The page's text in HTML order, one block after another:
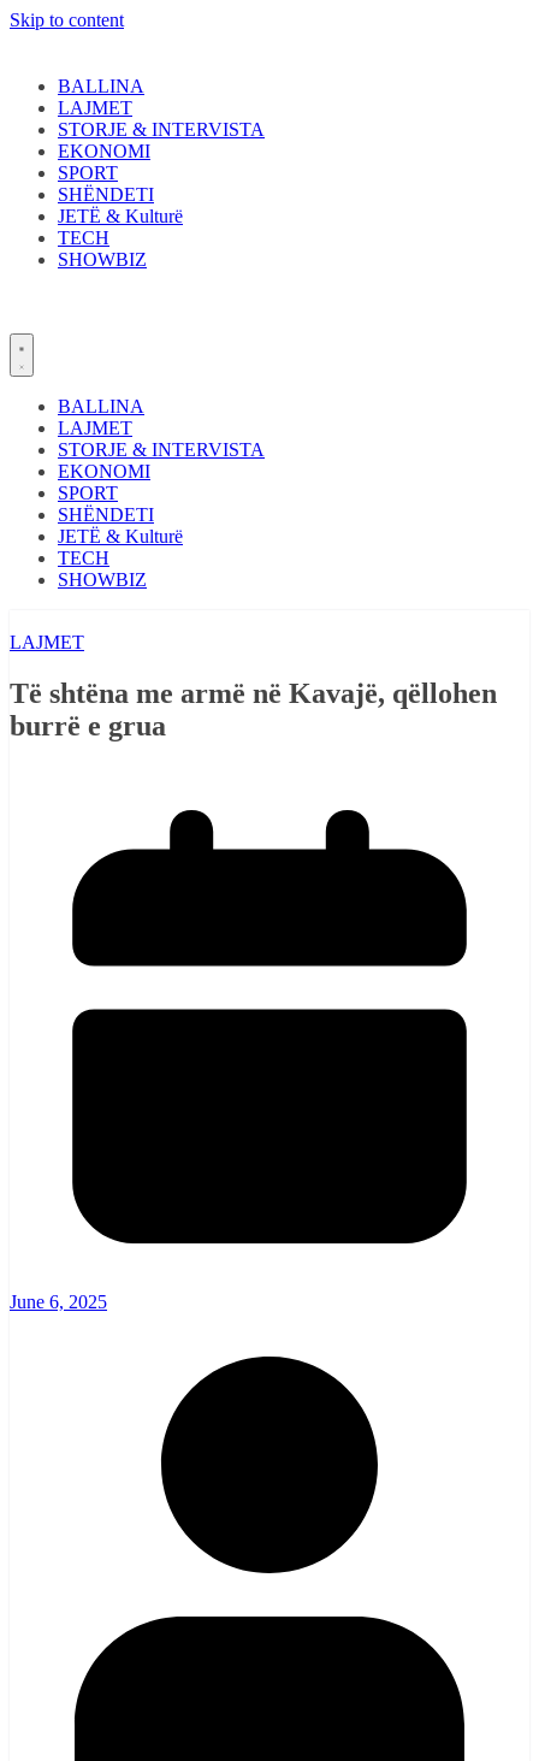
Skip to content
BALLINA
LAJMET
STORJE & INTERVISTA
EKONOMI
SPORT
SHËNDETI
JETË & Kulturë
TECH
SHOWBIZ
BALLINA
LAJMET
STORJE & INTERVISTA
EKONOMI
SPORT
SHËNDETI
JETË & Kulturë
TECH
SHOWBIZ
LAJMET
Të shtëna me armë në Kavajë, qëllohen
burrë e grua
June 6, 2025